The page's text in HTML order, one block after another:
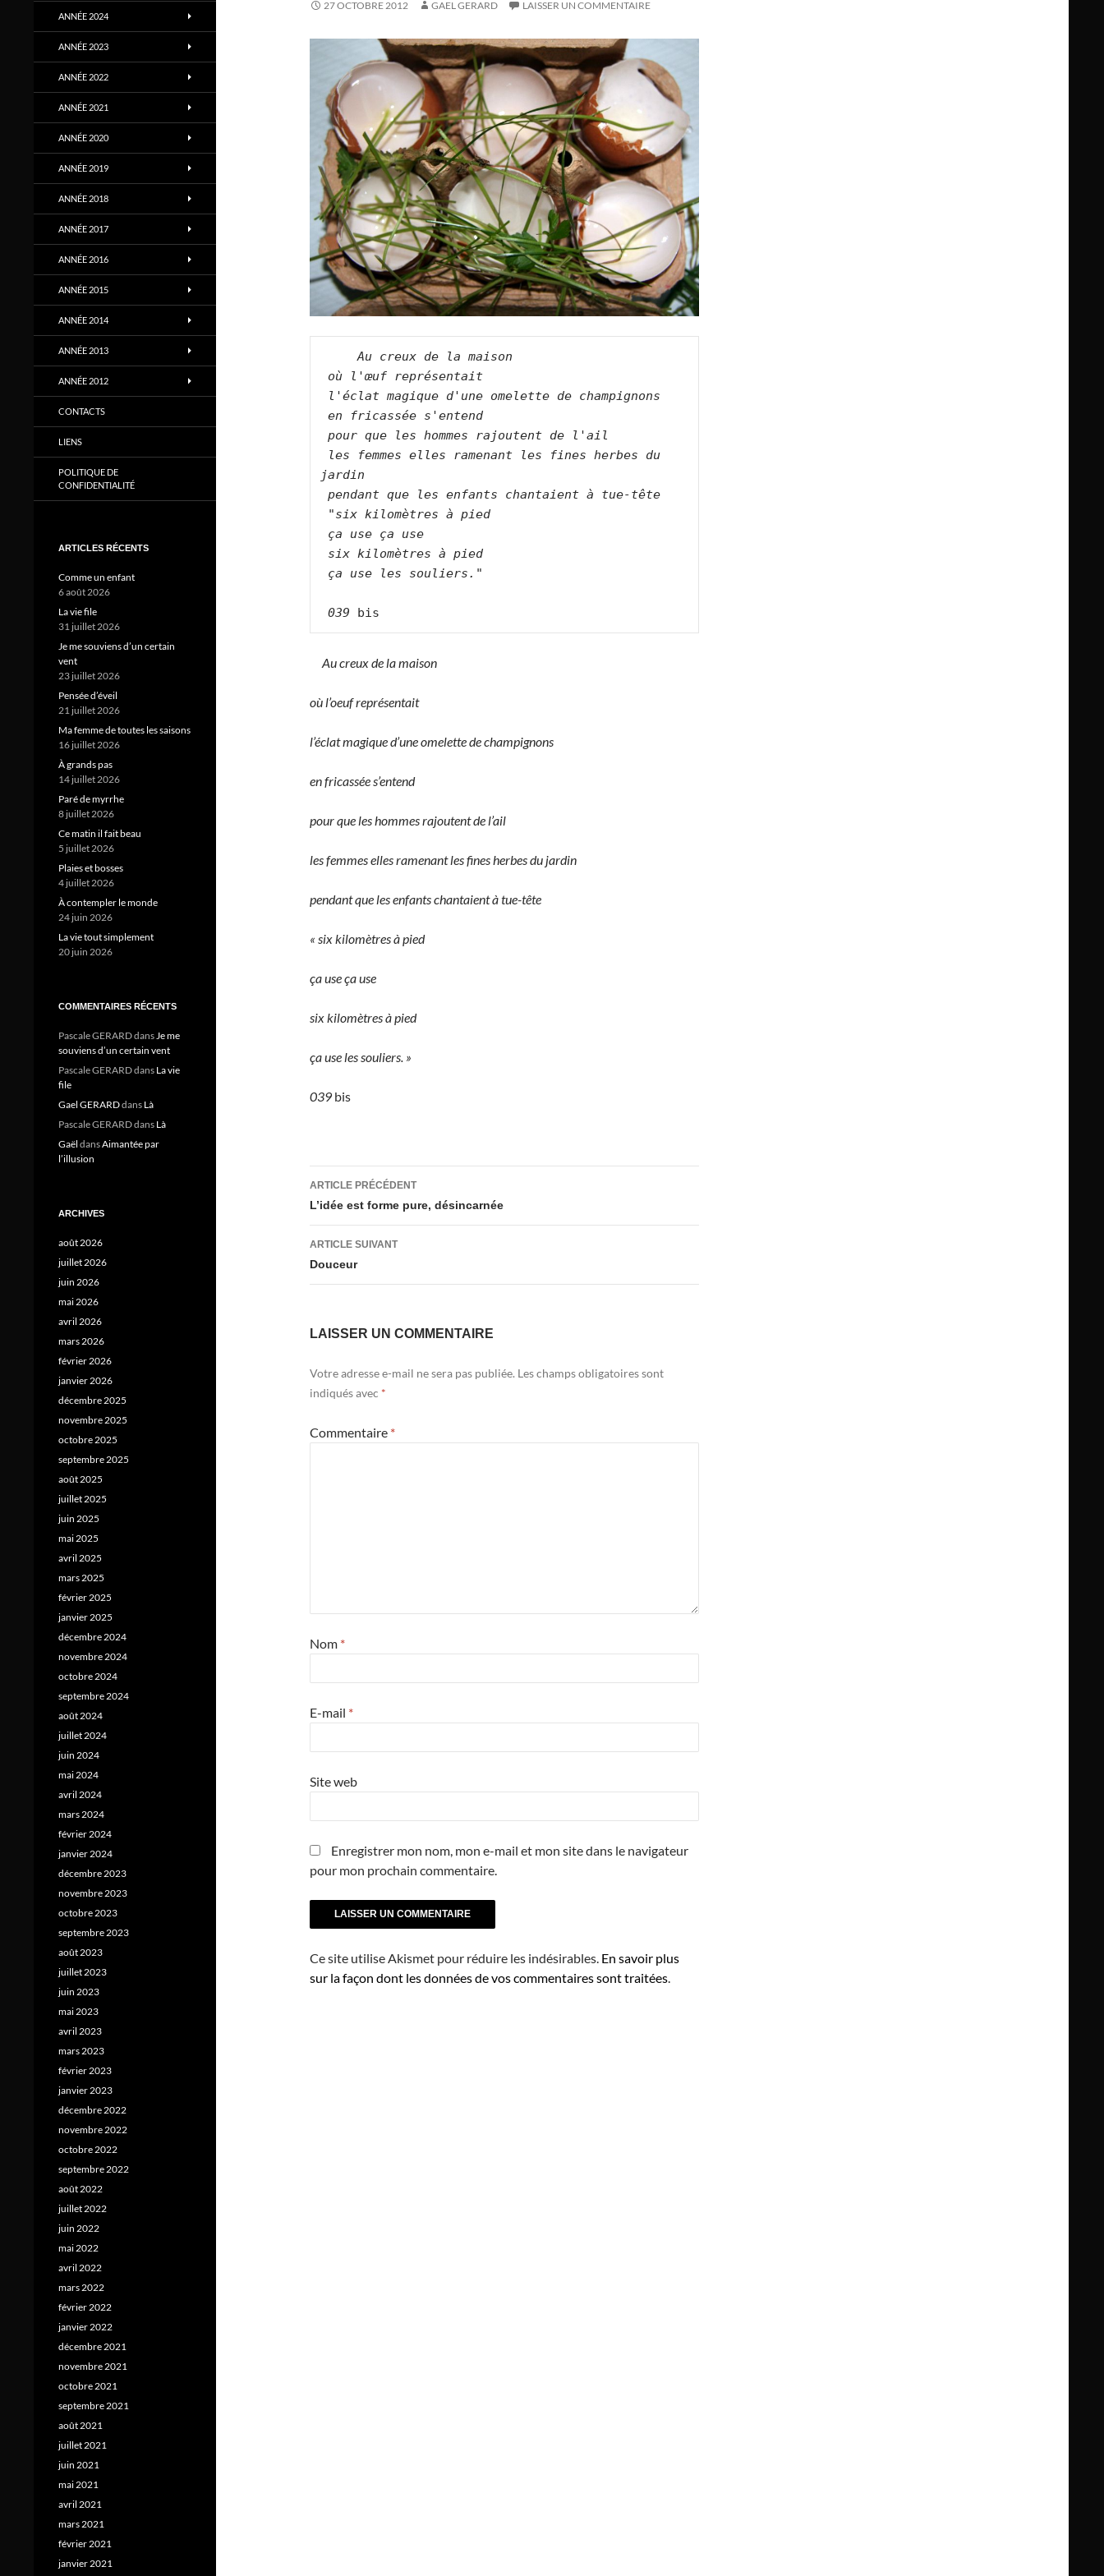
27 OCTOBRE 2012 GAEL GERARD LAISSER UN COMMENTAIRE
Au creux de la maison
où l'œuf représentait
l'éclat magique d'une omelette de champignons
en fricassée s'entend
pour que les hommes rajoutent de l'ail
les femmes elles ramenant les fines herbes du
jardin
pendant que les enfants chantaient à tue-tête
"six kilomètres à pied
ça use ça use
six kilomètres à pied
ça use les souliers."
039 bis
Au creux de la maison
où l’oeuf représentait
l’éclat magique d’une omelette de champignons
en fricassée s’entend
pour que les hommes rajoutent de l’ail
les femmes elles ramenant les fines herbes du jardin
pendant que les enfants chantaient à tue-tête
« six kilomètres à pied
ça use ça use
six kilomètres à pied
ça use les souliers. »
039 bis
Navigation
des
articles
ARTICLE PRÉCÉDENT
L’idée est forme pure, désincarnée
ARTICLE SUIVANT
Douceur
LAISSER UN COMMENTAIRE
Votre adresse e-mail ne sera pas publiée. Les champs obligatoires sont
indiqués avec *
Commentaire *
Nom *
E-mail *
Site web
Enregistrer mon nom, mon e-mail et mon site dans le navigateur
pour mon prochain commentaire.
Ce site utilise Akismet pour réduire les indésirables. En savoir plus
sur la façon dont les données de vos commentaires sont traitées.
ANNÉE 2024
ANNÉE 2023
ANNÉE 2022
ANNÉE 2021
ANNÉE 2020
ANNÉE 2019
ANNÉE 2018
ANNÉE 2017
ANNÉE 2016
ANNÉE 2015
ANNÉE 2014
ANNÉE 2013
ANNÉE 2012
CONTACTS
LIENS
POLITIQUE DE
CONFIDENTIALITÉ
ARTICLES RÉCENTS
Comme un enfant
6 août 2026
La vie file
31 juillet 2026
Je me souviens d’un certain
vent
23 juillet 2026
Pensée d’éveil
21 juillet 2026
Ma femme de toutes les saisons
16 juillet 2026
À grands pas
14 juillet 2026
Paré de myrrhe
8 juillet 2026
Ce matin il fait beau
5 juillet 2026
Plaies et bosses
4 juillet 2026
À contempler le monde
24 juin 2026
La vie tout simplement
20 juin 2026
COMMENTAIRES RÉCENTS
Pascale GERARDdansJe me
souviens d’un certain vent
Pascale GERARDdans La vie
file
Gael GERARDdans Là
Pascale GERARDdans Là
Gaël dansAimantée par
l’illusion
ARCHIVES
août 2026
juillet 2026
juin 2026
mai 2026
avril 2026
mars 2026
février 2026
janvier 2026
décembre 2025
novembre 2025
octobre 2025
septembre 2025
août 2025
juillet 2025
juin 2025
mai 2025
avril 2025
mars 2025
février 2025
janvier 2025
décembre 2024
novembre 2024
octobre 2024
septembre 2024
août 2024
juillet 2024
juin 2024
mai 2024
avril 2024
mars 2024
février 2024
janvier 2024
décembre 2023
novembre 2023
octobre 2023
septembre 2023
août 2023
juillet 2023
juin 2023
mai 2023
avril 2023
mars 2023
février 2023
janvier 2023
décembre 2022
novembre 2022
octobre 2022
septembre 2022
août 2022
juillet 2022
juin 2022
mai 2022
avril 2022
mars 2022
février 2022
janvier 2022
décembre 2021
novembre 2021
octobre 2021
septembre 2021
août 2021
juillet 2021
juin 2021
mai 2021
avril 2021
mars 2021
février 2021
janvier 2021